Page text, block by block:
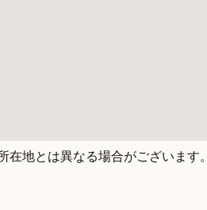
地とは異なる場合がございます。